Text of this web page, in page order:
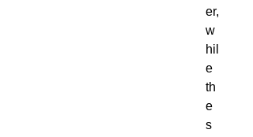
er,
w
hil
e
th
e
s